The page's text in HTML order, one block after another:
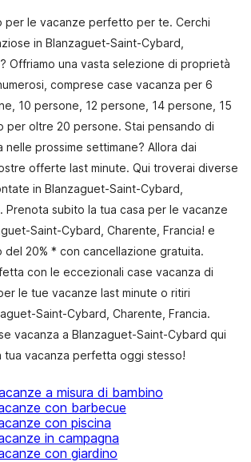
per le vacanze perfetto per te. Cerchi
in Blanzaguet-Saint-Cybard,
Offriamo una vasta selezione di proprietà
comprese case vacanza per 6
10 persone, 12 persone, 14 persone, 15
per oltre 20 persone. Stai pensando di
nelle prossime settimane? Allora dai
offerte last minute. Qui troverai diverse
in Blanzaguet-Saint-Cybard,
Prenota subito la tua casa per le vacanze
Saint-Cybard, Charente, Francia! e
20% * con cancellazione gratuita.
con le eccezionali case vacanza di
le tue vacanze last minute o ritiri
Saint-Cybard, Charente, Francia.
vacanza a Blanzaguet-Saint-Cybard qui
vacanza perfetta oggi stesso!
a misura di bambino
con barbecue
con piscina
in campagna
con giardino